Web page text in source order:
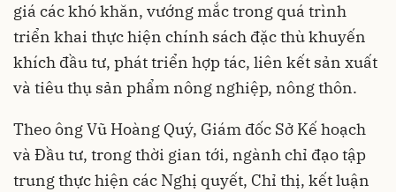
giá các khó khăn, vướng mắc trong quá trình
triển khai thực hiện chính sách đặc thù khuyến
khích đầu tư, phát triển hợp tác, liên kết sản xuất
và tiêu thụ sản phẩm nông nghiệp, nông thôn.
Theo ông Vũ Hoàng Quý, Giám đốc Sở Kế hoạch
và Đầu tư, trong thời gian tới, ngành chỉ đạo tập
trung thực hiện các Nghị quyết, Chỉ thị, kết luận